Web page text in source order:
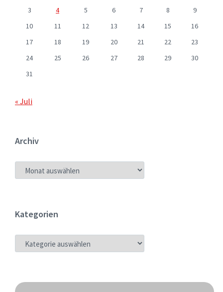
3
4 5 6 7 8
9
10
11 12 13 14 15
16
17
18 19 20 21 22
23
24
25 26 27 28 29
30
31
« Juli
Archiv
ARCHIV
Kategorien
KATEGORIEN